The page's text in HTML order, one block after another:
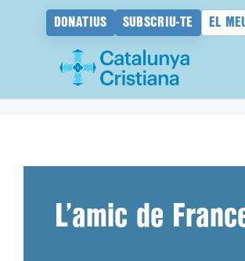
DONATIUS SUBSCRIU-TE EL
L’amic de